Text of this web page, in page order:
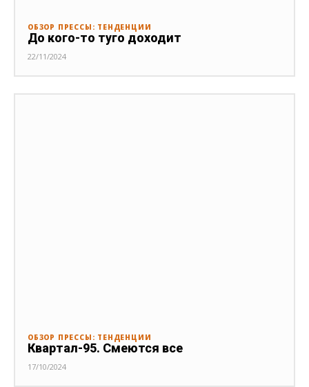
ОБЗОР ПРЕССЫ: ТЕНДЕНЦИИ
До кого-то туго доходит
22/11/2024
ОБЗОР ПРЕССЫ: ТЕНДЕНЦИИ
Квартал-95. Смеются все
17/10/2024